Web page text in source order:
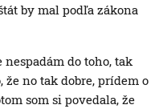
by mal podľa zákona
do toho, tak
že no tak dobre, prídem o
som si povedala, že